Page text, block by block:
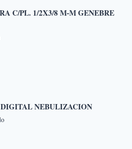
C/PL. 1/2X3/8 M-M GENEBRE
NEBULIZACION